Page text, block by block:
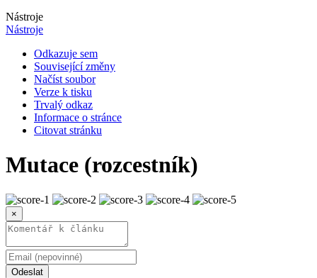
Nástroje
Nástroje
Odkazuje sem
Související změny
Načíst soubor
Verze k tisku
Trvalý odkaz
Informace o stránce
Citovat stránku
Mutace (rozcestník)
×
Odeslat